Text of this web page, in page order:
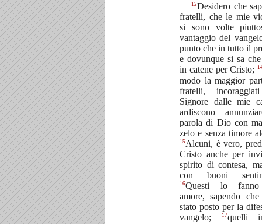
12Desidero che
fratelli, che le mie
si sono volte
vantaggio del
punto che in tutto il
e dovunque si sa
in catene per Cristo;
modo la maggior
fratelli,
Signore dalle mie
ardiscono
parola di Dio con
zelo e senza timore
15 Alcuni, è vero,
Cristo anche per
spirito di contesa,
con buoni
16Questi lo
amore, sapendo
stato posto per la
vangelo;
17quelli